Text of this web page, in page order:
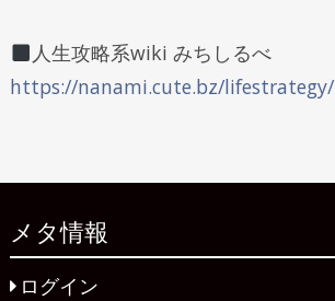
人生攻略系wiki みちしるべ
https://nanami.cute.bz/lifestrategy/
メタ情報
ログイン